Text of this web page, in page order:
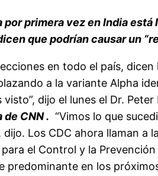
primera vez en India
que podrían causar un
en todo el país,
a la variante Alpha
dijo el lunes el Dr.
de CNN . “Vimos lo que
Los CDC ahora llaman a
el Control y la
en los